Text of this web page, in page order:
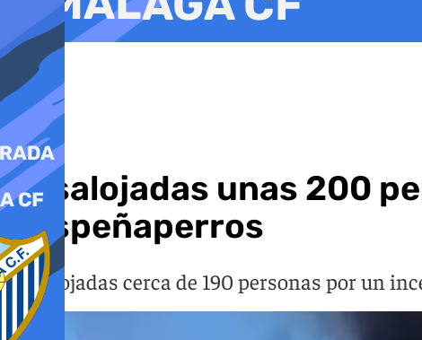
Desalojadas unas 200
Despeñaperros
Desalojadas cerca de 190 personas por un